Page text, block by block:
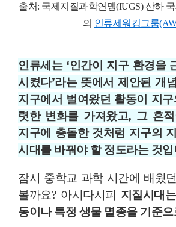
출처: 국제지질과학연맹(IUGS) 산하
의 인류세워킹그룹
인류세는 ‘인간이 지구 환경을
시켰다’라는 뜻에서 제안된 개
지구에서 벌여왔던 활동이 지
렷한 변화를 가져왔고, 그 흔
지구에 충돌한 것처럼 지구의
시대를 바꿔야 할 정도라는 것
잠시 중학교 과학 시간에 배웠
볼까요? 아시다시피 지질시대
동이나 특정 생물 멸종을 기준